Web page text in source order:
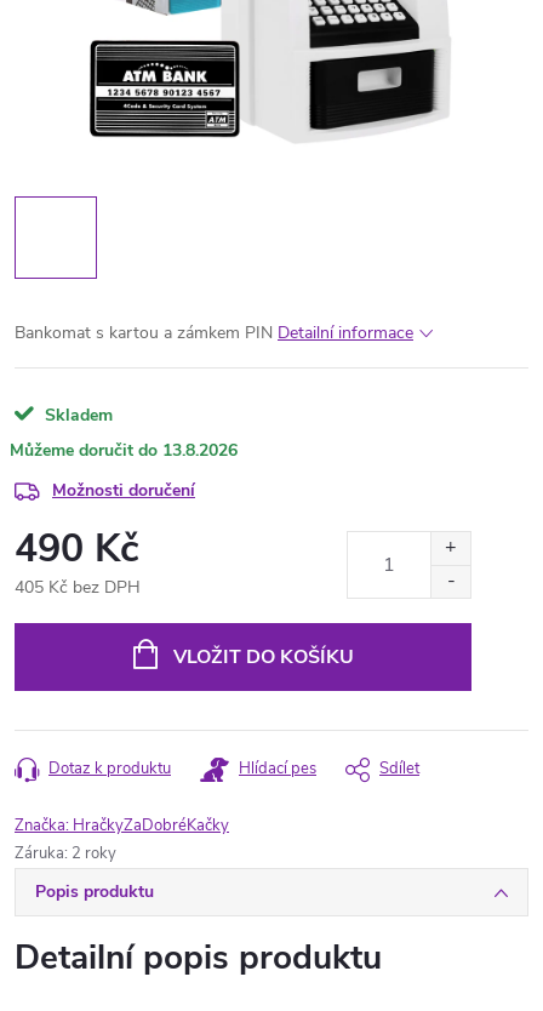
Bankomat s kartou a zámkem PIN Detailní informace
Skladem
13.8.2026
Možnosti doručení
490 Kč
405 Kč bez DPH
VLOŽIT DO KOŠÍKU
Dotaz k produktu Hlídací pes Sdílet
Značka: HračkyZaDobréKačky
Záruka: 2 roky
Popis produktu
Detailní popis produktu